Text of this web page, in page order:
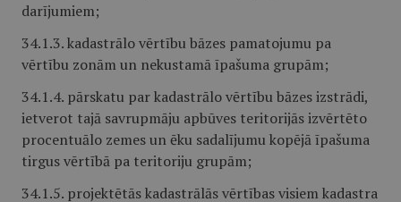
darījumiem;
34.1.3. kadastrālo vērtību bāzes pamatojumu pa
vērtību zonām un nekustamā īpašuma grupām;
34.1.4. pārskatu par kadastrālo vērtību bāzes izstrādi,
ietverot tajā savrupmāju apbūves teritorijās izvērtēto
procentuālo zemes un ēku sadalījumu kopējā īpašuma
tirgus vērtībā pa teritoriju grupām;
34.1.5. projektētās kadastrālās vērtības visiem kadastra